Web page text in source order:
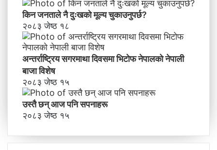
किन जनताले नै दुःखको मूल्य चुकाउनुपर्छ?
२०८३ जेष्ठ १८
अन्तर्राष्ट्रिय सगरमाथा दिवसमा भिटाेफ नेपालकाे नेपाली
बाजा विशेष
२०८३ जेष्ठ १५
उस्तै छन् आज पनि सपनाहरू
२०८३ जेष्ठ १५